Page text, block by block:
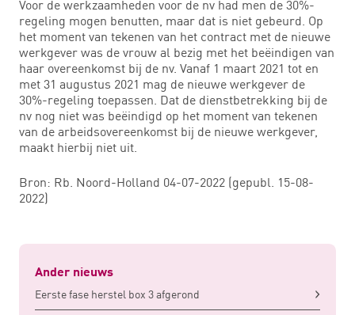
Voor de werkzaamheden voor de nv had men de 30%-
regeling mogen benutten, maar dat is niet gebeurd. Op
het moment van tekenen van het contract met de nieuwe
werkgever was de vrouw al bezig met het beëindigen van
haar overeenkomst bij de nv. Vanaf 1 maart 2021 tot en
met 31 augustus 2021 mag de nieuwe werkgever de
30%-regeling toepassen. Dat de dienstbetrekking bij de
nv nog niet was beëindigd op het moment van tekenen
van de arbeidsovereenkomst bij de nieuwe werkgever,
maakt hierbij niet uit.
Bron: Rb. Noord-Holland 04-07-2022 (gepubl. 15-08-
2022)
Ander nieuws
Eerste fase herstel box 3 afgerond